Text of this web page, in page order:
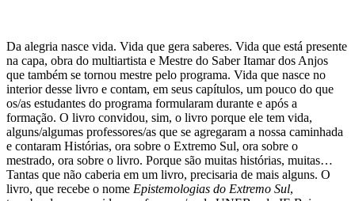
Da alegria nasce vida. Vida que gera saberes. Vida que está presente
na capa, obra do multiartista e Mestre do Saber Itamar dos Anjos
que também se tornou mestre pelo programa. Vida que nasce no
interior desse livro e contam, em seus capítulos, um pouco do que
os/as estudantes do programa formularam durante e após a
formação. O livro convidou, sim, o livro porque ele tem vida,
alguns/algumas professores/as que se agregaram a nossa caminhada
e contaram Histórias, ora sobre o Extremo Sul, ora sobre o
mestrado, ora sobre o livro. Porque são muitas histórias, muitas…
Tantas que não caberia em um livro, precisaria de mais alguns. O
livro, que recebe o nome Epistemologias do Extremo Sul,